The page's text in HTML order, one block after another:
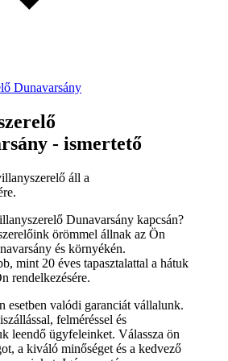
Dunavarsány
- ismertető
áll a
Dunavarsány kapcsán?
örömmel állnak az Ön
és környékén.
mint 20 éves tapasztalattal a hátuk
rendelkezésére.
esetben valódi garanciát vállalunk.
felméréssel és
leendő ügyfeleinket. Válassza ön
a kiváló minőséget és a kedvező